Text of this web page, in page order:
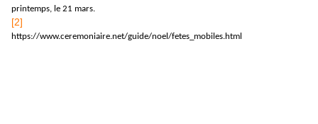
printemps, le 21 mars.
[2]
https://www.ceremoniaire.net/guide/noel/fetes_mobiles.html